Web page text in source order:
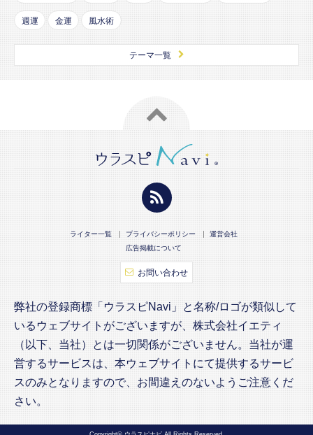
週運 金運 風水術
テーマ一覧
ライター一覧 プライバシーポリシー
運営会社
広告掲載について
お問い合わせ
弊社の登録商標「ウラスピNavi」と名称/ロゴが類似して
いるウェブサイトがございますが、株式会社イエティ
（以下、当社）とは一切関係がございません。当社が運
営するサービスは、本ウェブサイトにて提供するサービ
スのみとなりますので、お間違えのないようご注意くだ
さい。